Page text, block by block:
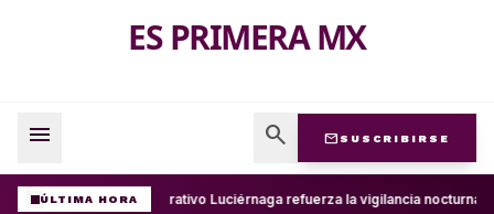
ES PRIMERA MX
menu search mail SUSCRIBIRSE
ÚLTIMA HORA Operativo Luciérnaga refuerza la vigilancia nocturna